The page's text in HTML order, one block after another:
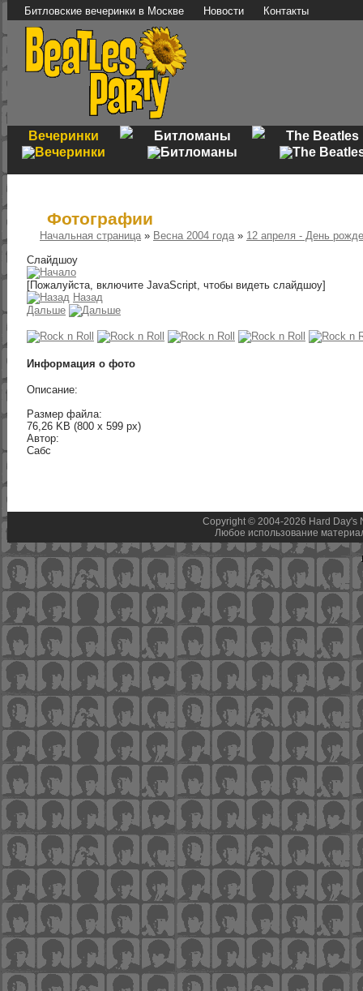
Битловские вечеринки в Москве Новости Контакты
Вечеринки Битломаны The Beatles
Фотографии
Начальная страница» Весна 2004 года» 12 апреля - День
Слайдшоу
[Пожалуйста, включите JavaScript, чтобы видеть слайдшоу]
Назад
Дальше
Информация о фото
Описание:
Размер файла:
76,26 KB (800 x 599 px)
Автор:
Сабс
Copyright © 2004-2026 Hard Day's
Любое использование